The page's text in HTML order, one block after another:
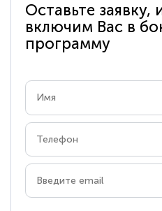
Оставьте заявку,
включим Вас в
программу